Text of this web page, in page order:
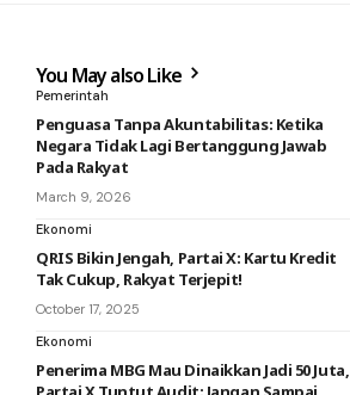
You May also Like
Pemerintah
Penguasa Tanpa Akuntabilitas: Ketika
Negara Tidak Lagi Bertanggung Jawab
Pada Rakyat
March 9, 2026
Ekonomi
QRIS Bikin Jengah, Partai X: Kartu Kredit
Tak Cukup, Rakyat Terjepit!
October 17, 2025
Ekonomi
Penerima MBG Mau Dinaikkan Jadi 50 Juta,